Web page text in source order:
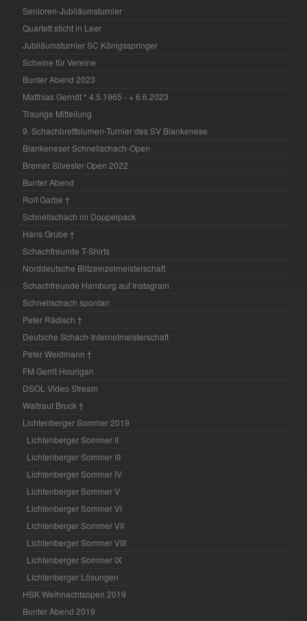
Senioren-Jubiläumsturnier
Quartett sticht in Leer
Jubiläumsturnier SC Königsspringer
Scheine für Vereine
Bunter Abend 2023
Matthias Gerndt * 4.5.1965 - + 6.6.2023
Traurige Mitteilung
9. Schachbrettblumen-Turnier des SV Blankenese
Blankeneser Schnellschach-Open
Bremer Silvester Open 2022
Bunter Abend
Rolf Garbe †
Schnellschach im Doppelpack
Hans Grube †
Schachfreunde T-Shirts
Norddeutsche Blitzeinzelmeisterschaft
Schachfreunde Hamburg auf Instagram
Schnellschach spontan
Peter Rädisch †
Deutsche Schach-Internetmeisterschaft
Peter Weidmann †
FM Gerrit Hourigan
DSOL Video Stream
Waltraut Bruck †
Lichtenberger Sommer 2019
Lichtenberger Sommer II
Lichtenberger Sommer III
Lichtenberger Sommer IV
Lichtenberger Sommer V
Lichtenberger Sommer VI
Lichtenberger Sommer VII
Lichtenberger Sommer VIII
Lichtenberger Sommer IX
Lichtenberger Lösungen
HSK Weihnachtsopen 2019
Bunter Abend 2019